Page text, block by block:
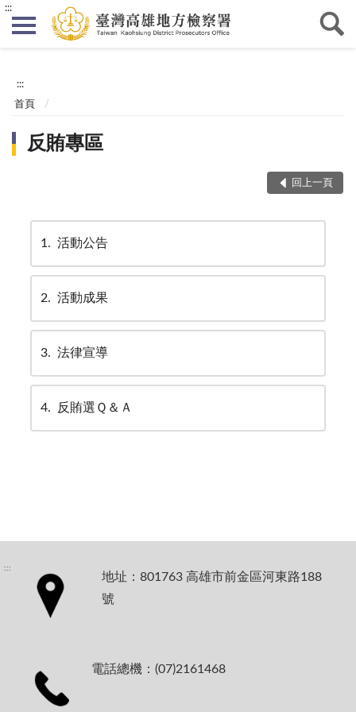
:::
:::
首頁
反賄專區
回上一頁
1 活動公告
2 活動成果
3 法律宣導
4 反賄選Ｑ＆Ａ
:::
地址：801763 高雄市前金區河東路188
號
電話總機：(07)2161468